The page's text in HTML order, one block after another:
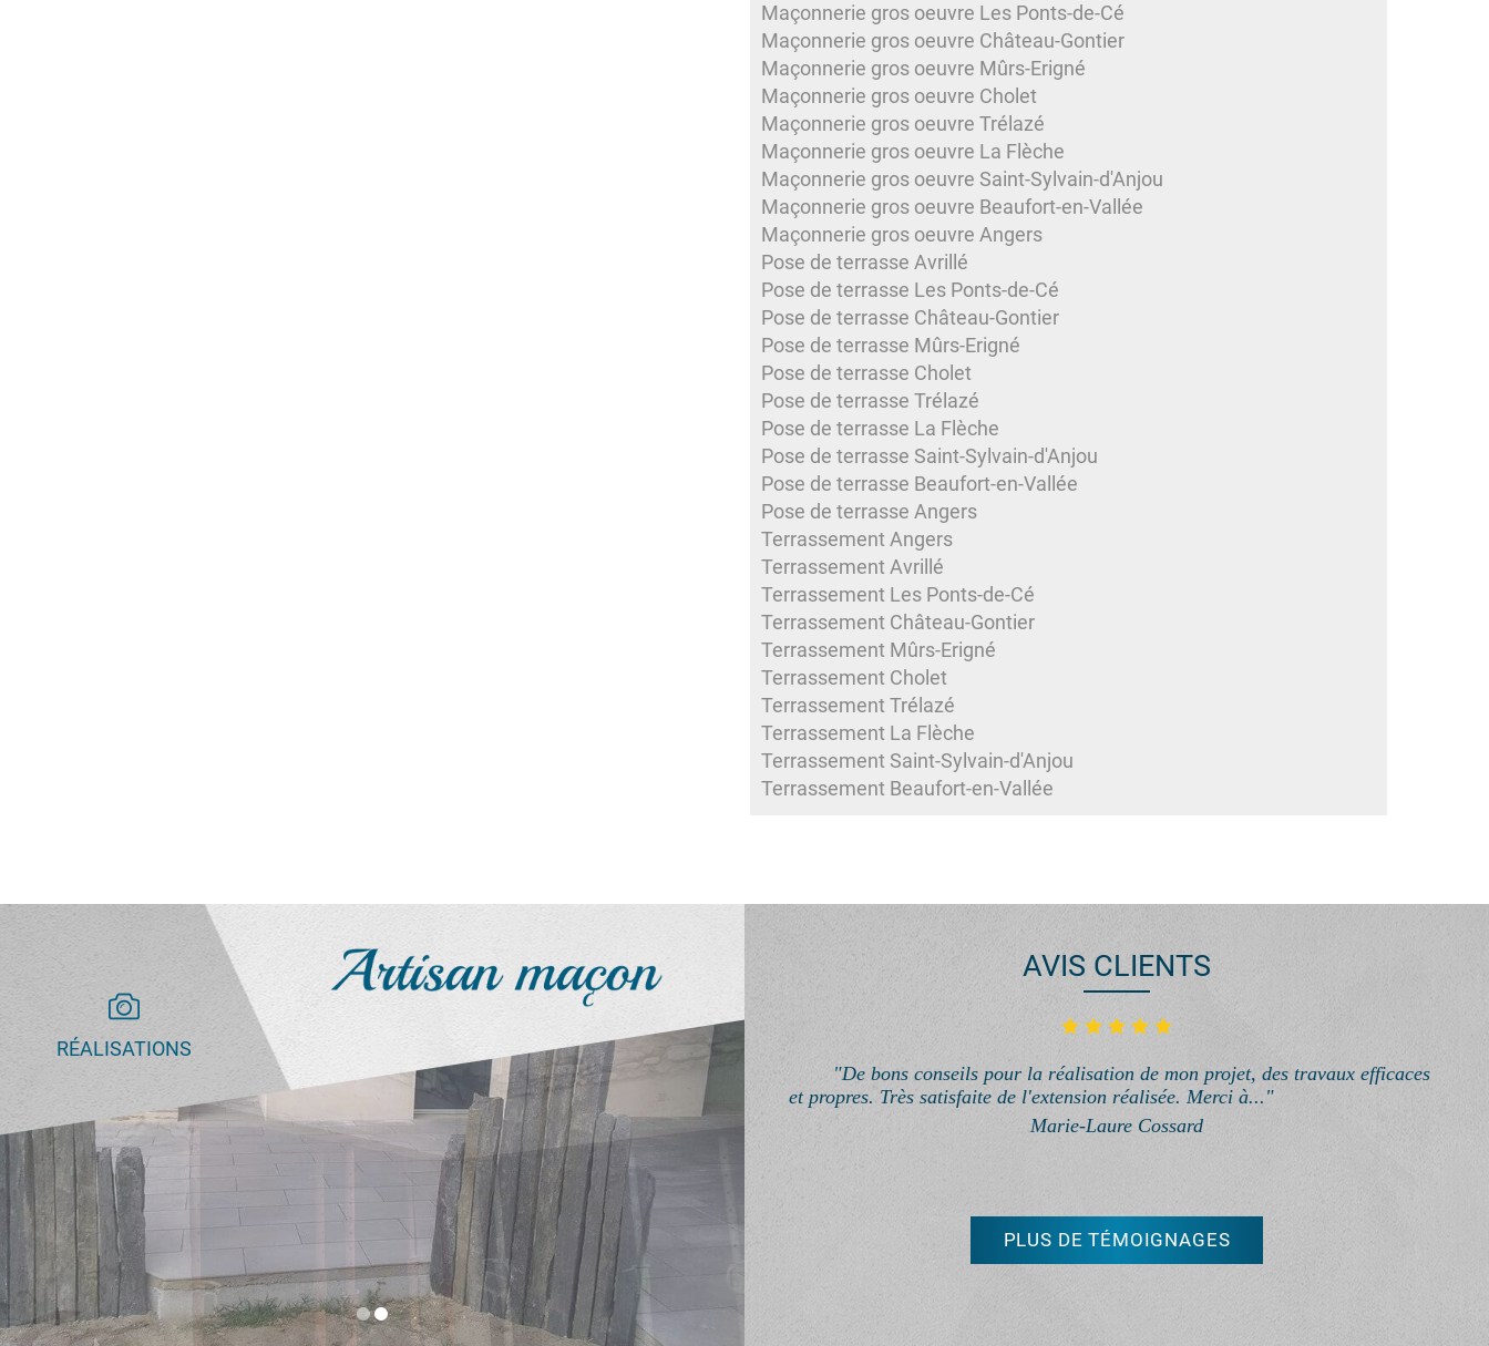
Maçonnerie gros oeuvre Les Ponts-de-Cé
Maçonnerie gros oeuvre Château-Gontier
Maçonnerie gros oeuvre Mûrs-Erigné
Maçonnerie gros oeuvre Cholet
Maçonnerie gros oeuvre Trélazé
Maçonnerie gros oeuvre La Flèche
Maçonnerie gros oeuvre Saint-Sylvain-d'Anjou
Maçonnerie gros oeuvre Beaufort-en-Vallée
Maçonnerie gros oeuvre Angers
Pose de terrasse Avrillé
Pose de terrasse Les Ponts-de-Cé
Pose de terrasse Château-Gontier
Pose de terrasse Mûrs-Erigné
Pose de terrasse Cholet
Pose de terrasse Trélazé
Pose de terrasse La Flèche
Pose de terrasse Saint-Sylvain-d'Anjou
Pose de terrasse Beaufort-en-Vallée
Pose de terrasse Angers
Terrassement Angers
Terrassement Avrillé
Terrassement Les Ponts-de-Cé
Terrassement Château-Gontier
Terrassement Mûrs-Erigné
Terrassement Cholet
Terrassement Trélazé
Terrassement La Flèche
Terrassement Saint-Sylvain-d'Anjou
Terrassement Beaufort-en-Vallée
RÉALISATIONS
AVIS CLIENTS
"De bons conseils pour la réalisation de mon projet, des travaux efficaces
et propres. Très satisfaite de l'extension réalisée. Merci à..."
Marie-Laure Cossard
PLUS DE TÉMOIGNAGES